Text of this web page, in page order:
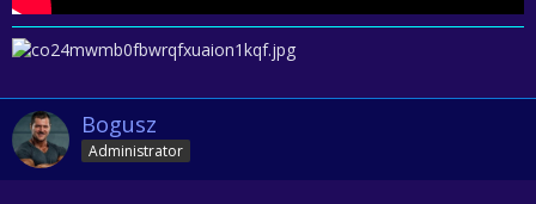
Bogusz
Administrator